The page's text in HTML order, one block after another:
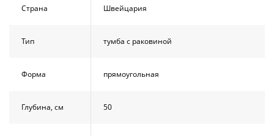
Страна Швейцария
Тип тумба с раковиной
Форма прямоугольная
Глубина, см 50